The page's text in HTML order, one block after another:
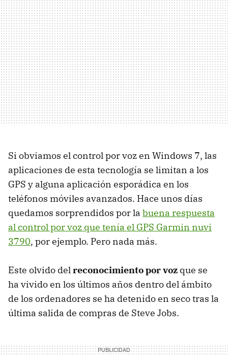
Si obviamos el control por voz en Windows 7, las
aplicaciones de esta tecnología se limitan a los
GPS y alguna aplicación esporádica en los
teléfonos móviles avanzados. Hace unos días
quedamos sorprendidos por la buena respuesta
al control por voz que tenía el GPS Garmin nuvi
3790, por ejemplo. Pero nada más.
Este olvido delreconocimiento por voz que se
ha vivido en los últimos años dentro del ámbito
de los ordenadores se ha detenido en seco tras la
última salida de compras de Steve Jobs.